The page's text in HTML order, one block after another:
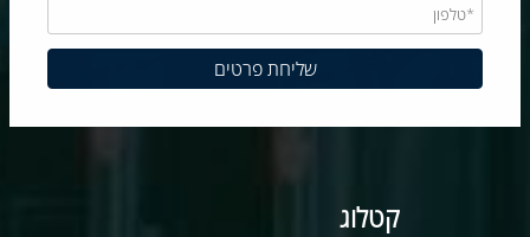
קטלוג